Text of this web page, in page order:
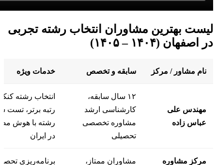
لیست بهترین مشاوران انتخاب رشته تجربی
در اصفهان (۱۴۰۴ – ۱۴۰۵)
نام مشاور / مرکز سابقه و تخصص خدمات ویژه
مهندس علی
عباس زاده
۱۲ سال سابقه،
کارشناسی ارشد
مشاوره تخصصی
تحصیلی
انتخاب رشته
رتبه برتر، تست
رشته با هوش
در ایران
مرکز مشاوره مشاوران ممتاز، برنامه‌ریزی